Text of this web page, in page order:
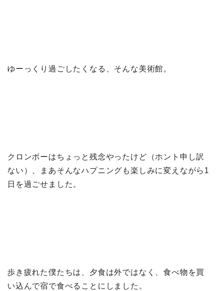
ゆーっくり過ごしたくなる、そんな美術館。
クロンボーはちょっと残念やったけど（ホント申し訳
ない）、まあそんなハプニングも楽しみに変えながら1
日を過ごせました。
歩き疲れた僕たちは、夕食は外ではなく、食べ物を買
い込んで宿で食べることにしました。